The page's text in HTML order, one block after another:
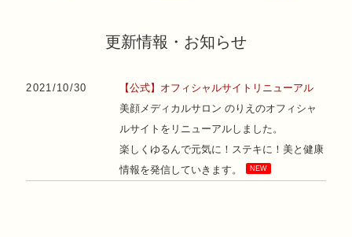
更新情報・お知らせ
2021/10/30
【公式】オフィシャルサイトリニューアル
美顔メディカルサロン のりえのオフィシャ
ルサイトをリニューアルしました。
楽しくゆるんで元気に！ステキに！美と健康
情報を発信していきます。
NEW